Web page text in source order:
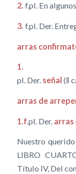
2. f.pl. En
3. f.pl. Der.
arras
pl. Der. señal (‖
arras de
1.f .pl. Der. arras
Nuestro
LIBRO
Título IV, Del